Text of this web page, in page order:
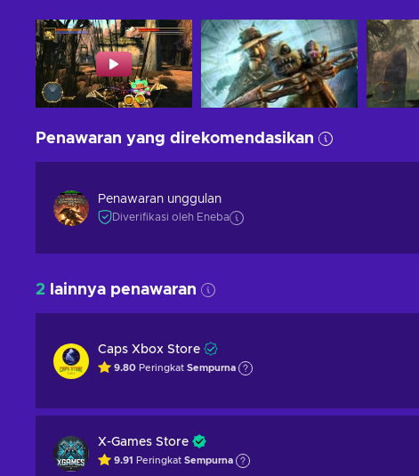
Penawaran yang direkomendasikan
Penawaran unggulan
Diverifikasi oleh Eneba
2 lainnya penawaran
Caps Xbox Store
9.80 Peringkat Sempurna
X-Games Store
9.91 Peringkat Sempurna